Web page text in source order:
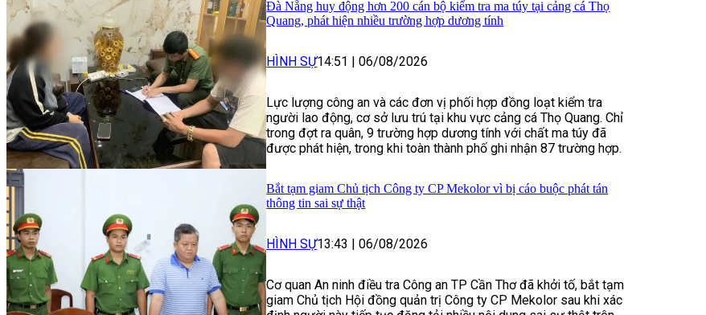
Đà Nẵng huy động hơn 200 cán bộ kiểm tra ma túy tại cảng cá Thọ
Quang, phát hiện nhiều trường hợp dương tính
HÌNH SỰ14:51 06/08/2026
Lực lượng công an và các đơn vị phối hợp đồng loạt kiểm tra
người lao động, cơ sở lưu trú tại khu vực cảng cá Thọ Quang. Chỉ
trong đợt ra quân, 9 trường hợp dương tính với chất ma túy đã
được phát hiện, trong khi toàn thành phố ghi nhận 87 trường hợp.
Bắt tạm giam Chủ tịch Công ty CP Mekolor vì bị cáo buộc phát tán
thông tin sai sự thật
HÌNH SỰ13:43 06/08/2026
Cơ quan An ninh điều tra Công an TP Cần Thơ đã khởi tố, bắt tạm
giam Chủ tịch Hội đồng quản trị Công ty CP Mekolor sau khi xác